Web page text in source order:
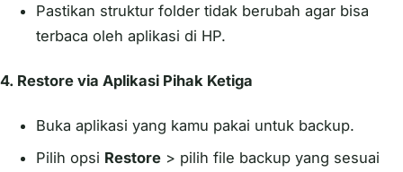
Pastikan struktur folder tidak berubah agar bisa
terbaca oleh aplikasi di HP.
4. Restore via Aplikasi Pihak Ketiga
Buka aplikasi yang kamu pakai untuk backup.
Pilih opsi Restore > pilih file backup yang sesuai